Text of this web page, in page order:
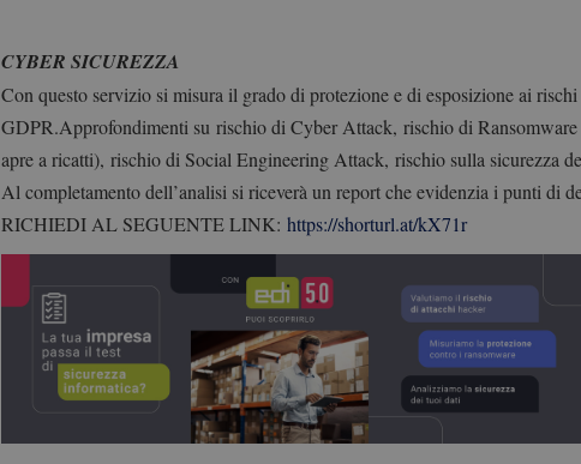
CYBER SICUREZZA
Con questo servizio si misura il grado di protezione e di esposizione ai
GDPR.Approfondimenti su rischio di Cyber Attack, rischio di
apre a ricatti), rischio di Social Engineering Attack, rischio sulla sicurezza
Al completamento dell’analisi si riceverà un report che evidenzia i punti di
RICHIEDI AL SEGUENTE LINK: https://shorturl.at/kX71r